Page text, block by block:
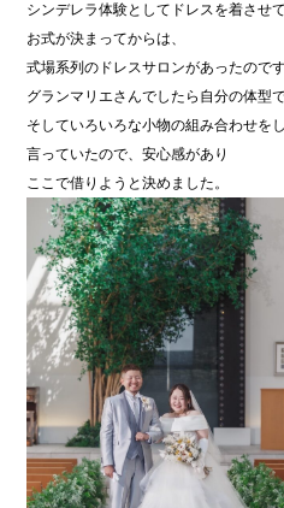
シンデレラ体験としてドレスを着させ
お式が決まってからは、
式場系列のドレスサロンがあったのです
グランマリエさんでしたら自分の体型
そしていろいろな小物の組み合わせを
言っていたので、安心感があり
ここで借りようと決めました。